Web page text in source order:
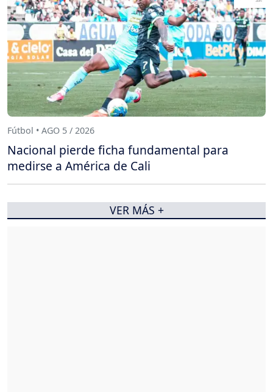
Fútbol • AGO 5 / 2026
Nacional pierde ficha fundamental para
medirse a América de Cali
VER MÁS +